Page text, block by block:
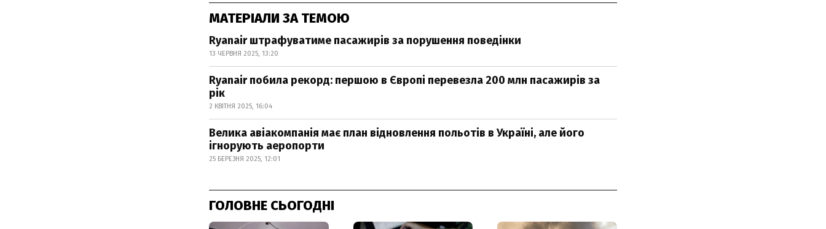
МАТЕРІАЛИ ЗА ТЕМОЮ
Ryanair штрафуватиме пасажирів за порушення поведінки
13 ЧЕРВНЯ 2025, 13:20
Ryanair побила рекорд: першою в Європі перевезла 200 млн пасажирів за
рік
2 КВІТНЯ 2025, 16:04
Велика авіакомпанія має план відновлення польотів в Україні, але його
ігнорують аеропорти
25 БЕРЕЗНЯ 2025, 12:01
ГОЛОВНЕ СЬОГОДНІ